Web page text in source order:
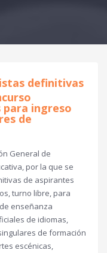
definitivas
ingreso
de
General de
por la que se
de aspirantes
turno libre, para
enseñanza
de idiomas,
de formación
escénicas,